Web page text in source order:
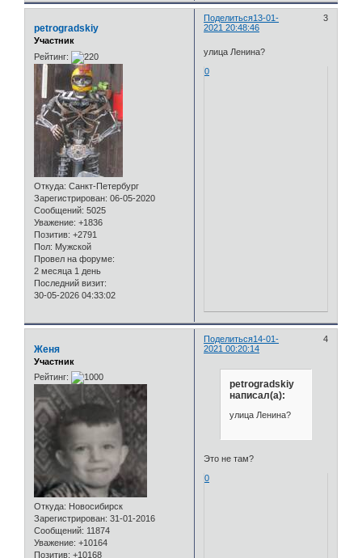
Поделиться 3
13-01-
2021 20:48:46
petrogradskiy
Участник
Рейтинг:
Откуда: Санкт-Петербург
Зарегистрирован: 06-05-2020
Сообщений: 5025
Уважение: +1836
Позитив: +2791
Пол: Мужской
Провел на форуме:
2 месяца 1 день
Последний визит:
30-05-2026 04:33:02
улица Ленина?
0
Поделиться 4
14-01-
2021 00:20:14
Женя
Участник
Рейтинг:
Откуда: Новосибирск
Зарегистрирован: 31-01-2016
Сообщений: 11874
Уважение: +10164
Позитив: +10168
petrogradskiy
написал(а):
улица Ленина?
Это не там?
0